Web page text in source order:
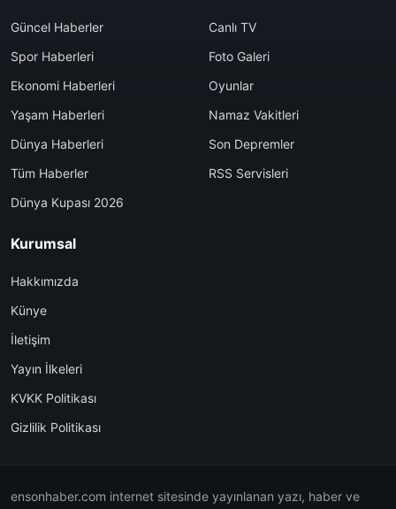
Güncel Haberler
Spor Haberleri
Ekonomi Haberleri
Yaşam Haberleri
Dünya Haberleri
Tüm Haberler
Dünya Kupası 2026
Canlı TV
Foto Galeri
Oyunlar
Namaz Vakitleri
Son Depremler
RSS Servisleri
Kurumsal
Hakkımızda
Künye
İletişim
Yayın İlkeleri
KVKK Politikası
Gizlilik Politikası
ensonhaber.com internet sitesinde yayınlanan yazı, haber ve